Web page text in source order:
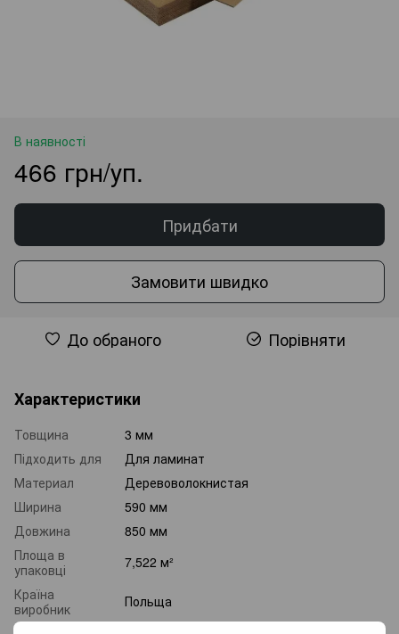
В наявності
466 грн/уп.
Придбати
Замовити швидко
До обраного Порівняти
Характеристики
Товщина
3 мм
Підходить для
Для ламинат
Материал
Деревоволокнистая
Ширина
590 мм
Довжина
850 мм
Площа в
упаковці
7,522 м²
Країна
виробник
Польща